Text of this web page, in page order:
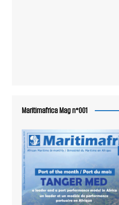
Maritimafrica Mag n°001